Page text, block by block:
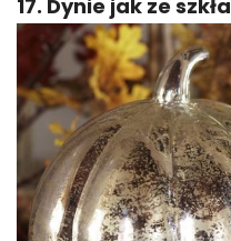
17. Dynie jak ze szkła